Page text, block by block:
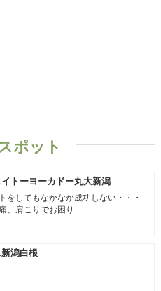
ポット
トーヨーカドー丸大新潟
をしてもなかなか成功しない・・・
、肩こりでお困り..
潟白根